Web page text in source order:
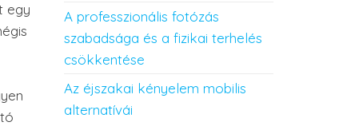
egy
A professzionális fotózás
szabadsága és a fizikai terhelés
csökkentése
Az éjszakai kényelem mobilis
alternatívái